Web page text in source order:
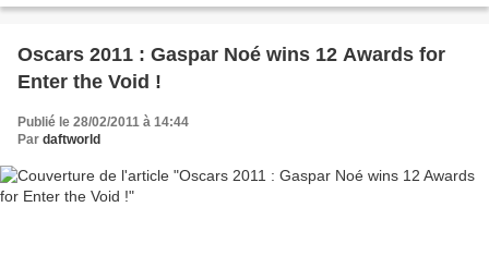
Oscars 2011 : Gaspar Noé wins 12 Awards for
Enter the Void !
Publié le 28/02/2011 à 14:44
Par daftworld